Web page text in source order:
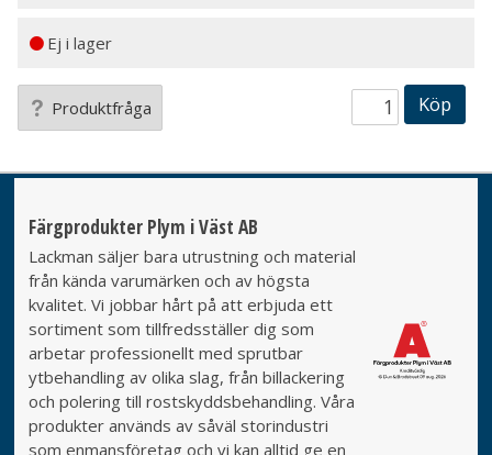
Ej i lager
Produktfråga Köp
Färgprodukter Plym i Väst AB
Lackman säljer bara utrustning och material
från kända varumärken och av högsta
kvalitet. Vi jobbar hårt på att erbjuda ett
sortiment som tillfredsställer dig som
arbetar professionellt med sprutbar
ytbehandling av olika slag, från billackering
och polering till rostskyddsbehandling. Våra
produkter används av såväl storindustri
som enmansföretag och vi kan alltid ge en